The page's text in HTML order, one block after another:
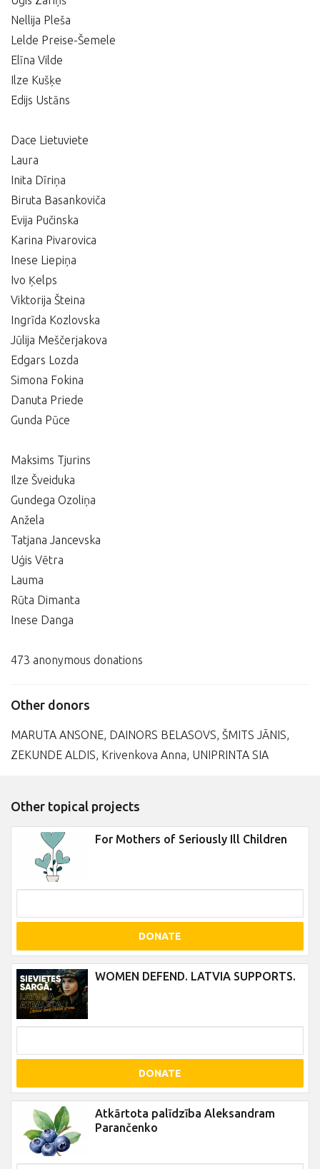
Nellija Pleša
Lelde Preise-Šemele
Elīna Vilde
Ilze Kušķe
Edijs Ustāns
Dace Lietuviete
Laura
Inita Dīriņa
Biruta Basankoviča
Evija Pučinska
Karina Pivarovica
Inese Liepiņa
Ivo Ķelps
Viktorija Šteina
Ingrīda Kozlovska
Jūlija Meščerjakova
Edgars Lozda
Simona Fokina
Danuta Priede
Gunda Pūce
Maksims Tjurins
Ilze Šveiduka
Gundega Ozoliņa
Anžela
Tatjana Jancevska
Uģis Vētra
Lauma
Rūta Dimanta
Inese Danga
473 anonymous donations
Other donors
MARUTA ANSONE, DAINORS BELASOVS, ŠMITS JĀNIS,
ZEKUNDE ALDIS, Krivenkova Anna, UNIPRINTA SIA
Other topical projects
For Mothers of Seriously Ill Children
DONATE
WOMEN DEFEND. LATVIA SUPPORTS.
DONATE
Atkārtota palīdzība Aleksandram
Parančenko